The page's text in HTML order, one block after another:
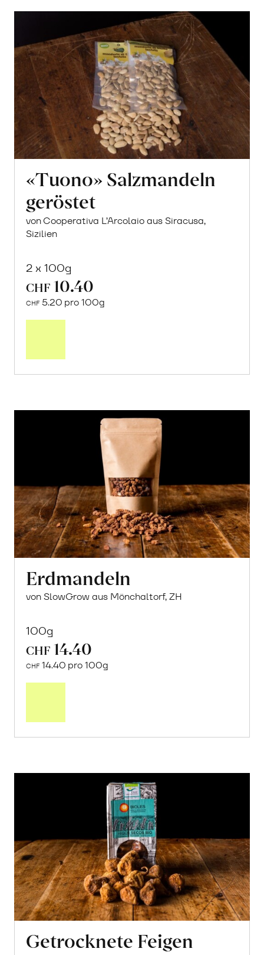
«Tuono» Salzmandeln
geröstet
von Cooperativa L’Arcolaio aus Siracusa,
Sizilien
2 x 100g
CHF 10.40
CHF 5.20 pro 100g
Erdmandeln
von SlowGrow aus Mönchaltorf, ZH
100g
CHF 14.40
CHF 14.40 pro 100g
Getrocknete Feigen